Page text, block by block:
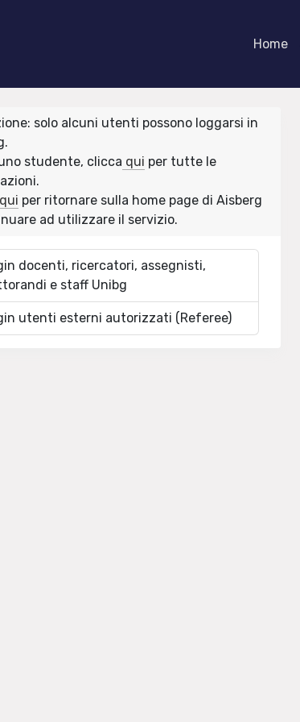
Home
solo alcuni utenti possono loggarsi in
studente, clicca qui per tutte le
qui per ritornare sulla home page di Aisberg
ad utilizzare il servizio.
docenti, ricercatori, assegnisti,
e staff Unibg
utenti esterni autorizzati (Referee)